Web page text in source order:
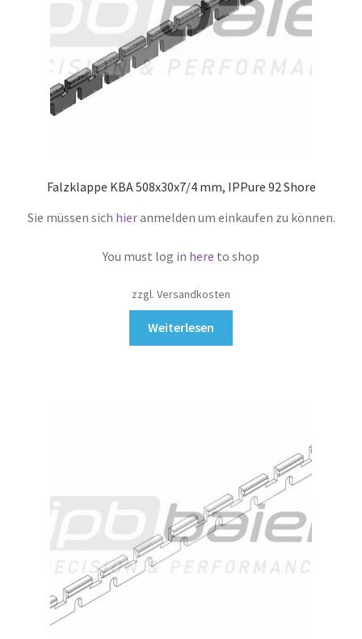
Falzklappe KBA 508x30x7/4 mm, IPPure 92 Shore
Sie müssen sich hieranmelden um einkaufen zu können.
You must log in here to shop
zzgl. Versandkosten
Weiterlesen